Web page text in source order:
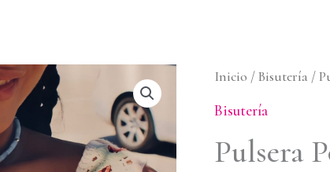
Inicio /Bisutería /
Bisutería
Pulsera
Pulsera
Posta